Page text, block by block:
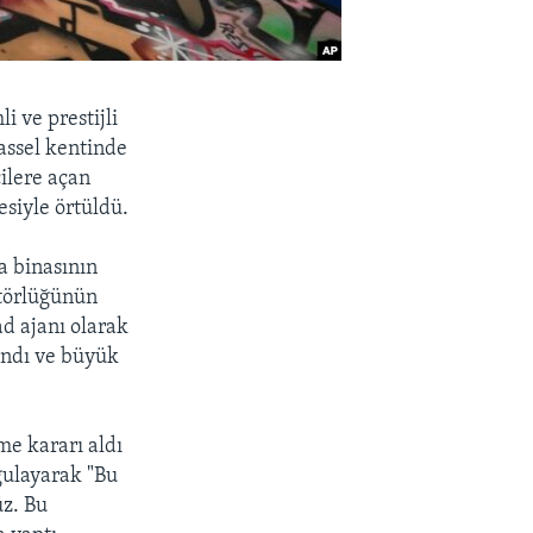
ve prestijli
kentinde
açan
örtüldü.
binasının
ajanı olarak
ve büyük
kararı aldı
"Bu
Bu